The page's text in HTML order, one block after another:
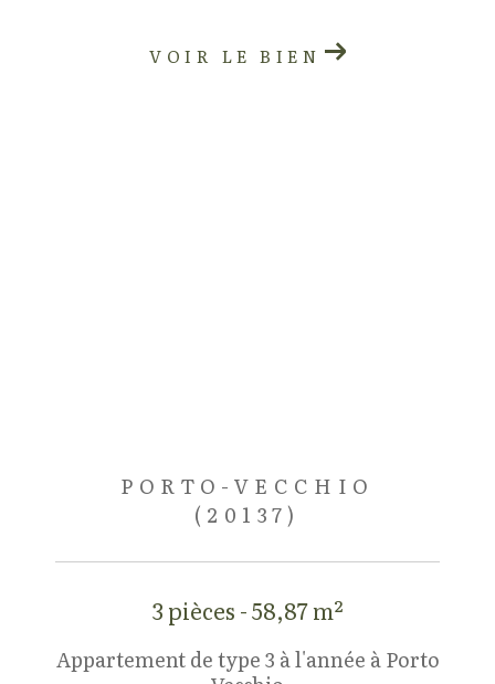
VOIR LE BIEN
PORTO-VECCHIO
(20137)
3 pièces - 58,87 m²
Appartement de type 3 à l'année à Porto